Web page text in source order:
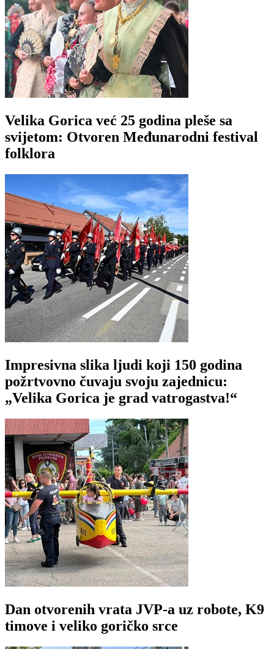
Velika Gorica već 25 godina pleše sa
svijetom: Otvoren Međunarodni festival
folklora
Impresivna slika ljudi koji 150 godina
požrtvovno čuvaju svoju zajednicu:
„Velika Gorica je grad vatrogastva!“
Dan otvorenih vrata JVP-a uz robote, K9
timove i veliko goričko srce